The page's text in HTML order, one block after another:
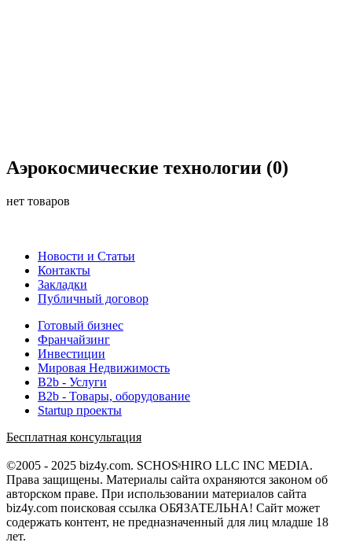
Аэрокосмические технологии (0)
нет товаров
Новости и Статьи
Контакты
Закладки
Публичный договор
Готовый бизнес
Франчайзинг
Инвестиции
Мировая Недвижимость
B2b - Услуги
B2b - Товары, оборудование
Startup проекты
Бесплатная консультация
©2005 - 2025 biz4y.com. SCHOSᶳHIRO LLC INC MEDIA.
Права защищены. Материалы сайта охраняются законом об
авторском праве. При использовании материалов сайта
biz4y.com поисковая ссылка ОБЯЗАТЕЛЬНА! Сайт может
содержать контент, не предназначенный для лиц младше 18
лет.